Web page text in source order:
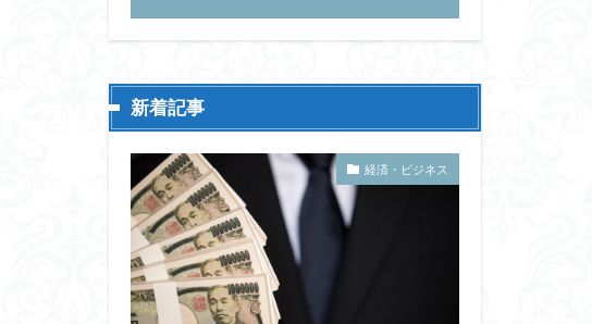
新着記事
経済・ビジネス